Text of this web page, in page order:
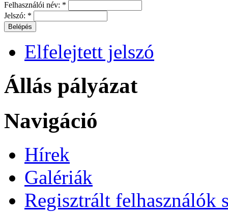
Felhasználói név: *
Jelszó: *
Elfelejtett jelszó
Állás pályázat
Navigáció
Hírek
Galériák
Regisztrált felhasználók